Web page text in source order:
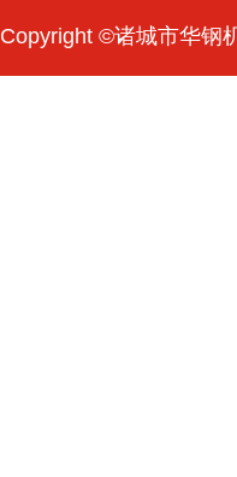
Copyright ©诸城市华钢